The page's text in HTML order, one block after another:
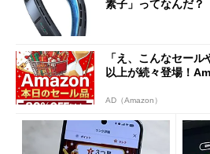
素子」ってなんだ
「え、こんなセー
以上が続々登場！
AD（Amazon）